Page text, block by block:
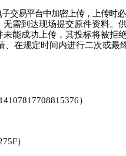
交易平台中加密上传，上传时
需到达现场提交原件资料。
能成功上传，其投标将被拒
在规定时间内进行二次或最
）
）